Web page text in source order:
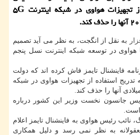
تصمیم دارد استفاده از تجهیزات هواوی در شبكه اینترنت ۵G
به نقل از انگجت، به نظر می آید تصمیم
هواوی در توسعه شبکه اینترنت نسل پنجم
فاینشنال تایمز فاش کرده اند که دولت
تدریج استفاده از تجهیزات هواوی در شبکه
جانسون نخست وزیر این کشور درباره
است.
نائب رئیس هواوی به فاینشنال تایمز اعلام
به نظر نمی رسد و دلیل همکاری